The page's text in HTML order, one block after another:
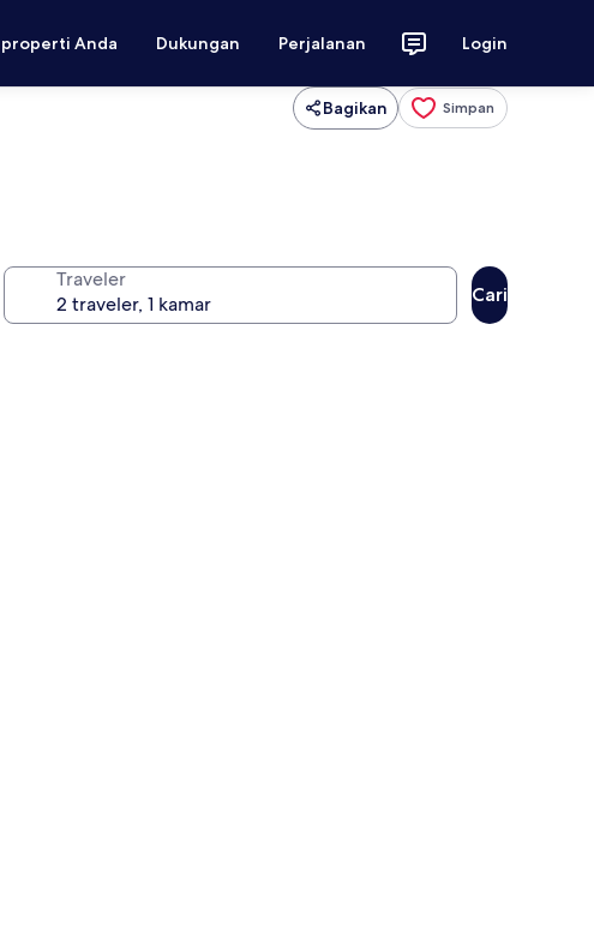
Anda Dukungan Perjalanan Login
Bagikan Simpan
Traveler
Cari